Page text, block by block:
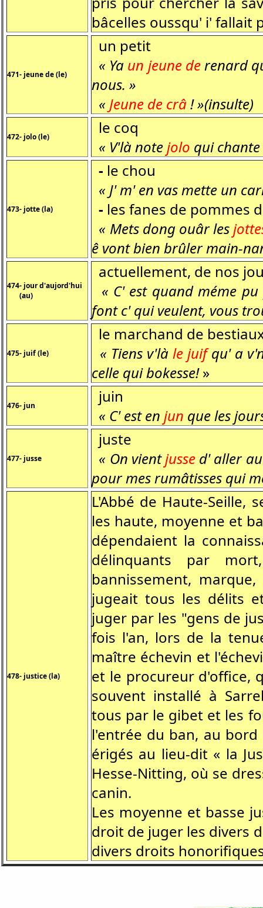
bâcelles oussqu' i' fallait
471- jeune de (le)
un petit
« Ya un jeune de renard
nous. »
« Jeune de crâ! »(insulte)
472- jolo (le)
le coq
« V'là note jolo qui chante
473- jotte (la)
- le chou
« J' m' en vas mette un
- les fanes de pommes
« Mets dong ouâr les
ê vont bien brûler main-
474- jour d'aujord'hui
(au)
actuellement, de nos
« C' est quand méme
font c' qui veulent, vous
475- juif (le)
le marchand de
« Tiens v'là le juifqu' a
celle qui bokesse!»
476- jun
juin
« C' est en jun que les
477- jusse
juste
« On vientjussed' aller
pour mes rumâtisses qui
478- justice (la)
L'Abbé de Haute-Seille,
les haute, moyenne et
dépendaient la
délinquants par
bannissement,
jugeait tous les délits
juger par les "gens de
fois l'an, lors de la
maître échevin et
et le procureur d'office,
souvent installé à
tous par le gibet et les
l'entrée du ban, au
érigés au lieu-dit « la
Hesse-Nitting, où se
canin.
Les moyenne et basse
droit de juger les divers
divers droits